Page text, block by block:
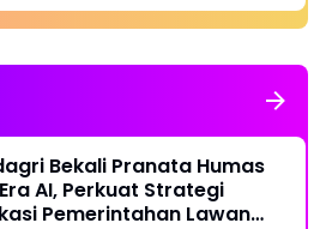
Bekali Pranata Humas
AI, Perkuat Strategi
Pemerintahan Lawan